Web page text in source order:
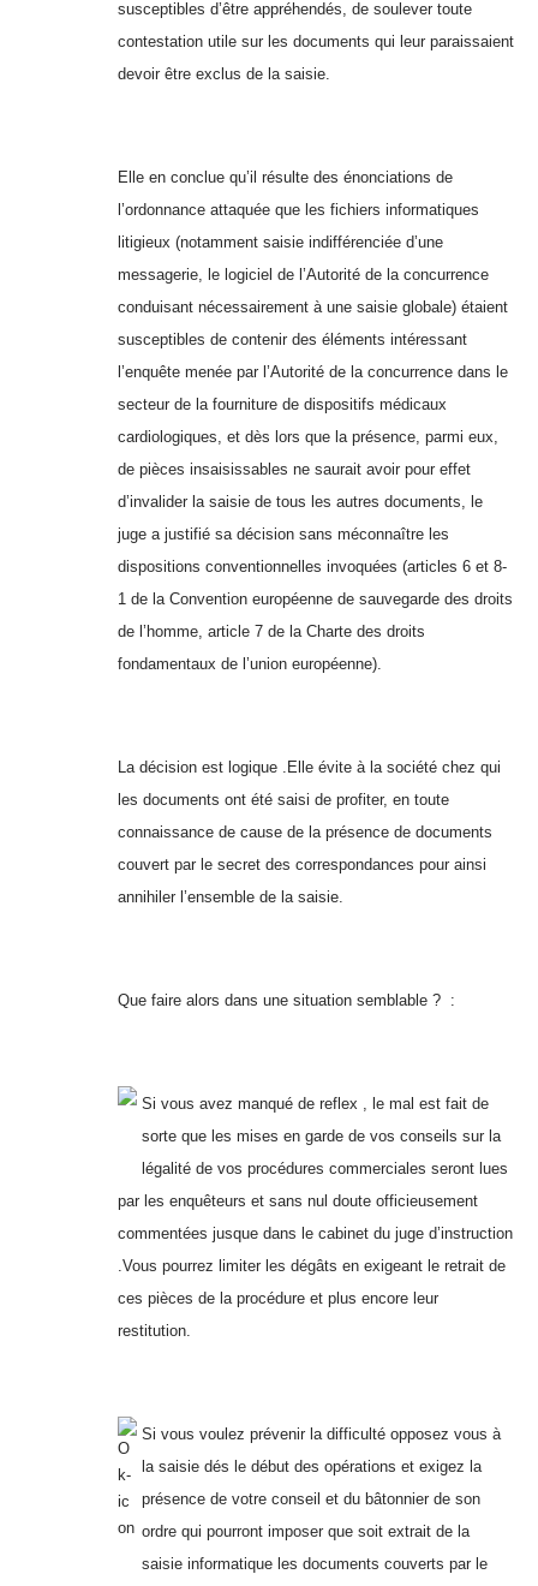
susceptibles d’être appréhendés, de soulever toute
contestation utile sur les documents qui leur paraissaient
devoir être exclus de la saisie.
Elle en conclue qu’il résulte des énonciations de
l’ordonnance attaquée que les fichiers informatiques
litigieux (notamment saisie indifférenciée d’une
messagerie, le logiciel de l’Autorité de la concurrence
conduisant nécessairement à une saisie globale) étaient
susceptibles de contenir des éléments intéressant
l’enquête menée par l’Autorité de la concurrence dans le
secteur de la fourniture de dispositifs médicaux
cardiologiques, et dès lors que la présence, parmi eux,
de pièces insaisissables ne saurait avoir pour effet
d’invalider la saisie de tous les autres documents, le
juge a justifié sa décision sans méconnaître les
dispositions conventionnelles invoquées (articles 6 et 8-
1 de la Convention européenne de sauvegarde des droits
de l’homme, article 7 de la Charte des droits
fondamentaux de l’union européenne).
La décision est logique .Elle évite à la société chez qui
les documents ont été saisi de profiter, en toute
connaissance de cause de la présence de documents
couvert par le secret des correspondances pour ainsi
annihiler l’ensemble de la saisie.
Que faire alors dans une situation semblable ? :
Si vous avez manqué de reflex , le mal est fait de
sorte que les mises en garde de vos conseils sur la
légalité de vos procédures commerciales seront lues
par les enquêteurs et sans nul doute officieusement
commentées jusque dans le cabinet du juge d’instruction
.Vous pourrez limiter les dégâts en exigeant le retrait de
ces pièces de la procédure et plus encore leur
restitution.
Si vous voulez prévenir la difficulté opposez vous à
la saisie dés le début des opérations et exigez la
présence de votre conseil et du bâtonnier de son
ordre qui pourront imposer que soit extrait de la
saisie informatique les documents couverts par le